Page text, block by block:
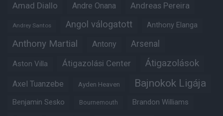
Amad Diallo Andre Onana Andreas Pereira
Andrey Santos Angol válogatott Anthony Elanga
Anthony Martial Antony Arsenal
Aston Villa Átigazolási Center Átigazolások
Axel Tuanzebe Ayden Heaven Bajnokok Ligája
Benjamin Sesko Bournemouth Brandon Williams